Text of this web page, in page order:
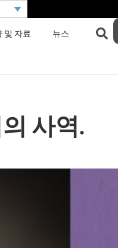
및 자료 뉴스
사역.